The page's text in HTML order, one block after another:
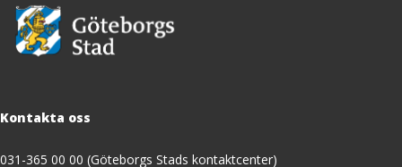
Kontakta oss
031-365 00 00 (Göteborgs Stads kontaktcenter)